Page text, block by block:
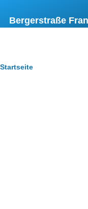
Bergerstraße
Pfadnavigation
Startseite